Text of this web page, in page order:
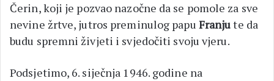
Čerin, koji je pozvao nazočne da se pomole za sve
nevine žrtve, jutros preminulog papu Franjute da
budu spremni živjeti i svjedočiti svoju vjeru.
Podsjetimo, 6. siječnja 1946. godine na